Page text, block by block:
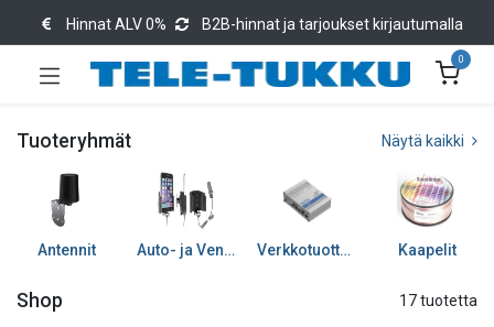
Hinnat ALV 0% B2B-hinnat ja tarjoukset kirjautumalla
0
Tuoteryhmät Näytä kaikki
Antennit Auto- ja Venetarvikkeet Verkkotuotteet Kaapelit
Shop 17 tuotetta